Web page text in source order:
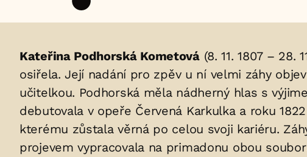
Životopis
osoby/osob
uložených
v
Kateřina Podhorská Kometová(8. 11. 1807 – 28.
osiřela. Její nadání pro zpěv u ní velmi záhy
učitelkou. Podhorská měla nádherný hlas s
debutovala v opeře Červená Karkulka a roku
kterému zůstala věrná po celou svoji kariéru.
projevem vypracovala na primadonu obou